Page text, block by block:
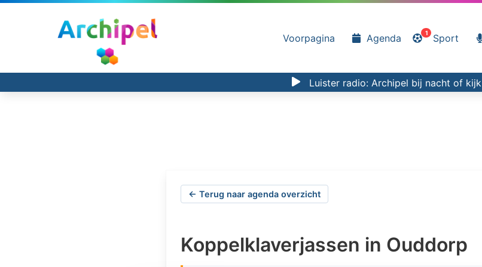
Voorpagina Agenda 1 Sport
Luister radio: Archipel bij nacht of kijk
← Terug naar agenda overzicht
Koppelklaverjassen in Ouddorp